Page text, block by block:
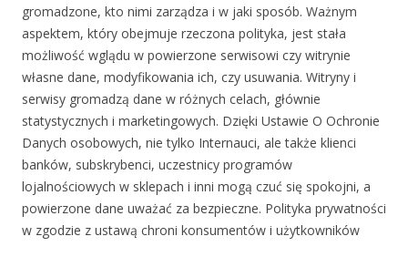
gromadzone, kto nimi zarządza i w jaki sposób. Ważnym
aspektem, który obejmuje rzeczona polityka, jest stała
możliwość wglądu w powierzone serwisowi czy witrynie
własne dane, modyfikowania ich, czy usuwania. Witryny i
serwisy gromadzą dane w różnych celach, głównie
statystycznych i marketingowych. Dzięki Ustawie O Ochronie
Danych osobowych, nie tylko Internauci, ale także klienci
banków, subskrybenci, uczestnicy programów
lojalnościowych w sklepach i inni mogą czuć się spokojni, a
powierzone dane uważać za bezpieczne. Polityka prywatności
w zgodzie z ustawą chroni konsumentów i użytkowników